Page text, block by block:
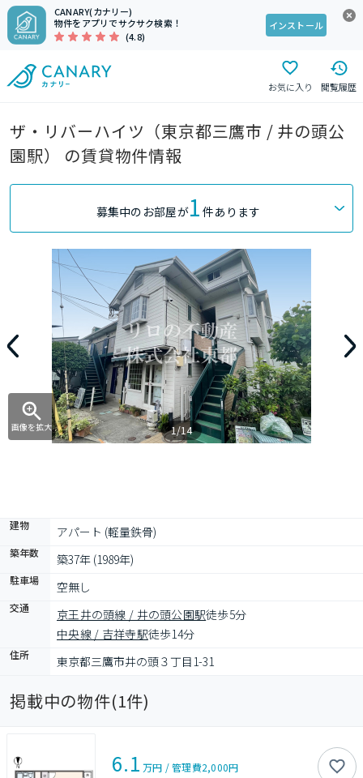
CANARY(カナリー)
物件をアプリでサクサク検索！
(4.8)
インストール
お気に入り 閲覧履歴
ザ・リバーハイツ（東京都三鷹市 / 井の頭公
園駅） の賃貸物件情報
募集中のお部屋が1 件あります
画像を拡大 1/14
建物 アパート (軽量鉄骨)
築年数 築37年 (1989年)
駐車場 空無し
交通 京王井の頭線 / 井の頭公園駅徒歩5分
中央線 / 吉祥寺駅徒歩14分
住所 東京都三鷹市井の頭３丁目1-31
掲載中の物件(1件)
6.1 万円 /管理費2,000円